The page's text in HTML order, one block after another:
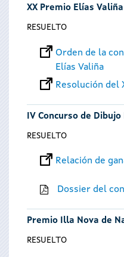
XX Premio Elías
RESUELTO
Orden de la
Elías Valiña
Resolución del
IV Concurso de
RESUELTO
Relación de
Dossier del
Premio Illa Nova de
RESUELTO